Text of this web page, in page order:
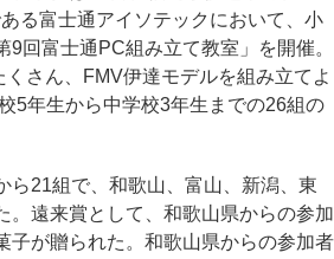
る富士通アイソテックにおいて、小
9回富士通PC組み立て教室」を開催。
くさん、FMV伊達モデルを組み立てよ
5年生から中学校3年生までの26組の
21組で、和歌山、富山、新潟、東
。遠来賞として、和歌山県からの参加
子が贈られた。和歌山県からの参加者